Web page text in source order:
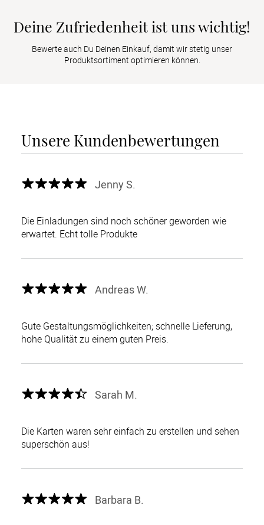
Deine Zufriedenheit ist uns wichtig!
Bewerte auch Du Deinen Einkauf, damit wir stetig unser
Produktsortiment optimieren können.
Unsere Kundenbewertungen
Jenny S.
Die Einladungen sind noch schöner geworden wie
erwartet. Echt tolle Produkte
Andreas W.
Gute Gestaltungsmöglichkeiten; schnelle Lieferung,
hohe Qualität zu einem guten Preis.
Sarah M.
Die Karten waren sehr einfach zu erstellen und sehen
superschön aus!
Barbara B.